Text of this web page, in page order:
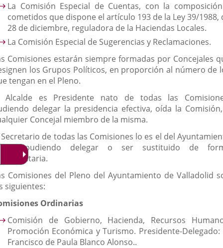
La Comisión Especial de Cuentas, con la
cometidos que dispone el artículo 193 de la Ley 39/1988,
28 de diciembre, reguladora de la Haciendas Locales.
La Comisión Especial de Sugerencias y Reclamaciones.
Comisiones estarán siempre formadas por Concejales
los Grupos Políticos, en proporción al número de
tengan en el Pleno.
Alcalde es Presidente nato de todas las
delegar la presidencia efectiva, oída la
Concejal miembro de la misma.
Secretario de todas las Comisiones lo es el del
pudiendo delegar o ser sustituido de
Comisiones del Pleno del Ayuntamiento de Valladolid
siguientes:
Ordinarias
Comisión de Gobierno, Hacienda, Recursos
Promoción Económica y Turismo. Presidente-Delegado:
Francisco de Paula Blanco Alonso..